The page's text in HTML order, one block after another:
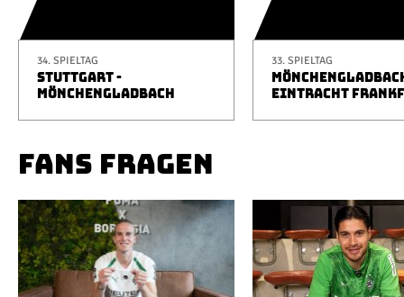
34. SPIELTAG
STUTTGART -
MÖNCHENGLADBACH
33. SPIELTAG
EINTRACHT
FANS FRAGEN